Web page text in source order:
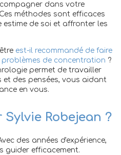
dans votre
méthodes sont efficaces
estime de soi et affronter les
est-il recommandé de faire
de concentration ?
permet de travailler
des pensées, vous aidant
en vous.
Robejean ?
des années d'expérience,
guider efficacement.